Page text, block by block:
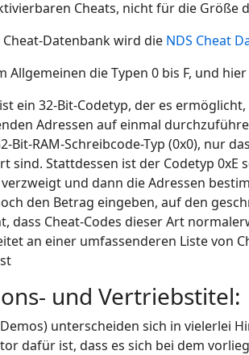
Cheats, nicht für die Größe
Datenbank wird die NDS Cheat
Allgemeinen die Typen 0 bis F, und
ein 32-Bit-Codetyp, der es
Adressen auf einmal
Bit-RAM-Schreibcode-Typ (0x0), nur
sind. Stattdessen ist der Codetyp
und dann die Adressen
den Betrag eingeben, auf den
dass Cheat-Codes dieser Art
an einer umfassenderen Liste von
und Vertriebstitel:
unterscheiden sich in vielerlei
dafür ist, dass es sich bei dem